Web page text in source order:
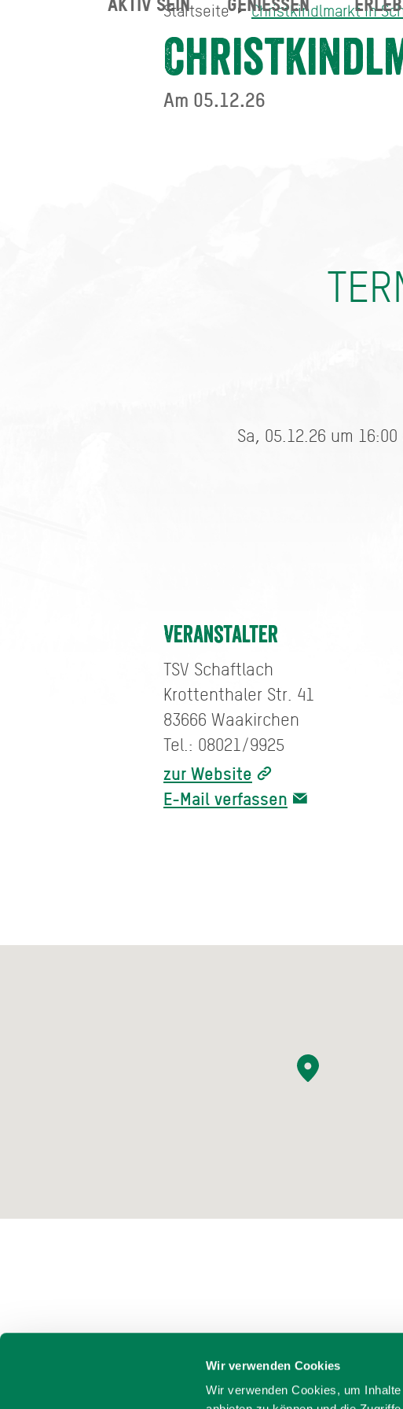
Wir verwenden Cookies
Wir verwenden Cookies, um
Startseite Christkindlmarkt in
Am 05.12.26
Sa, 05.12.26 um 16:00
Veranstalter
TSV Schaftlach
Krottenthaler Str. 41
83666 Waakirchen
Tel.: 08021/9925
zur Website
E-Mail verfassen
Christkindlmarkt in Schaftlach
AKTIV SEIN GENIESSEN